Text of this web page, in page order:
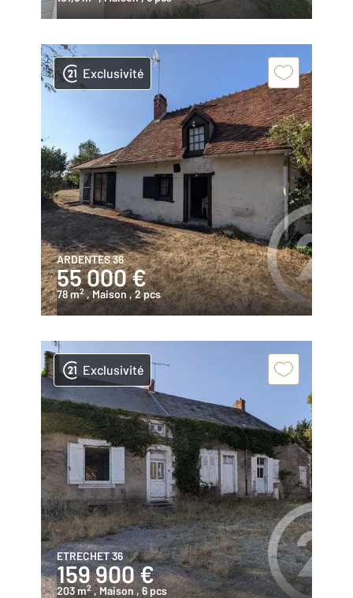
Exclusivité
ARDENTES 36
55 000 €
78 m2 , Maison, 2 pcs
Exclusivité
ETRECHET 36
159 900 €
203 m2 , Maison , 6 pcs